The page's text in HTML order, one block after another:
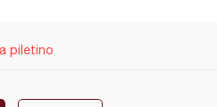
piletino